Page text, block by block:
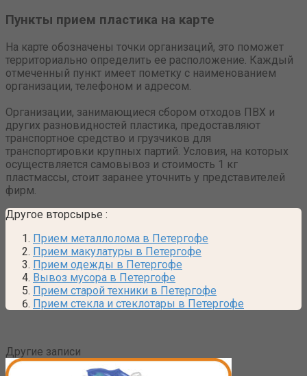
Пункты прием пластика на карте
На карте обозначены точки организаций, это поможет
территориально определить ее расположение. Каждый
отмеченный пункт имеет пометку с наименованием
организации, телефоном и адресом.
Организации, занимающиеся сбором отходов ПВХ и
других разновидностей пластика, предоставляют
транспортное средство и грузчиков для
транспортировки крупных партий. Условия, на которых
осуществляется самовывоз и стоимость 1 кг
пластмассы, стоит заранее уточнить у представителей
фирм.
Другое вторсырье :
Прием металлолома в Петергофе
Прием макулатуры в Петергофе
Прием одежды в Петергофе
Вывоз мусора в Петергофе
Прием старой техники в Петергофе
Прием стекла и стеклотары в Петергофе
Другие записи